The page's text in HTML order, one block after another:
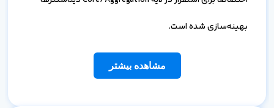
بهینه‌سازی شده است.
مشاهده بیشتر